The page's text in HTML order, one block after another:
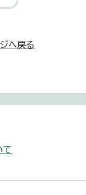
へ戻る
て